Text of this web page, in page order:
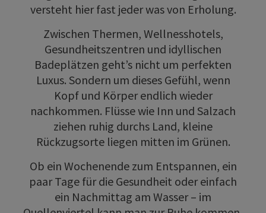
versteht hier fast jeder was von Erholung.
Zwischen Thermen, Wellnesshotels,
Gesundheitszentren und idyllischen
Badeplätzen geht’s nicht um perfekten
Luxus. Sondern um dieses Gefühl, wenn
Kopf und Körper endlich wieder
nachkommen. Flüsse wie Inn und Salzach
ziehen ruhig durchs Land, kleine
Rückzugsorte liegen mitten im Grünen.
Ob ein Wochenende zum Entspannen, ein
paar Tage für die Gesundheit oder einfach
ein Nachmittag am Wasser – im